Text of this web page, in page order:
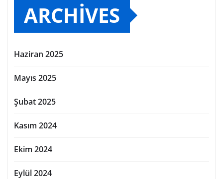
ARCHIVES
Haziran 2025
Mayıs 2025
Şubat 2025
Kasım 2024
Ekim 2024
Eylül 2024